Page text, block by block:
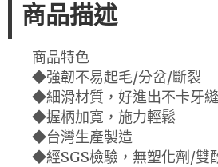
商品描述
商品特色
◆強韌不易起毛/分岔/斷裂
◆細滑材質，好進出不卡牙縫
◆握柄加寬，施力輕鬆
◆台灣生產製造
◆經SGS檢驗，無塑化劑/雙